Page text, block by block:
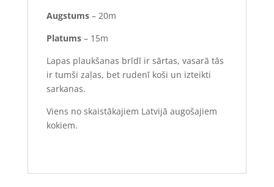
Augstums– 20m
Platums– 15m
Lapas plaukšanas brīdī ir sārtas, vasarā tās
ir tumši zaļas, bet rudenī koši un izteikti
sarkanas.
Viens no skaistākajiem Latvijā augošajiem
kokiem.